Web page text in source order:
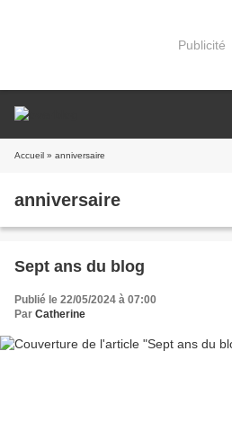
Publicité
Accueil » anniversaire
anniversaire
Sept ans du blog
Publié le 22/05/2024 à 07:00
Par Catherine